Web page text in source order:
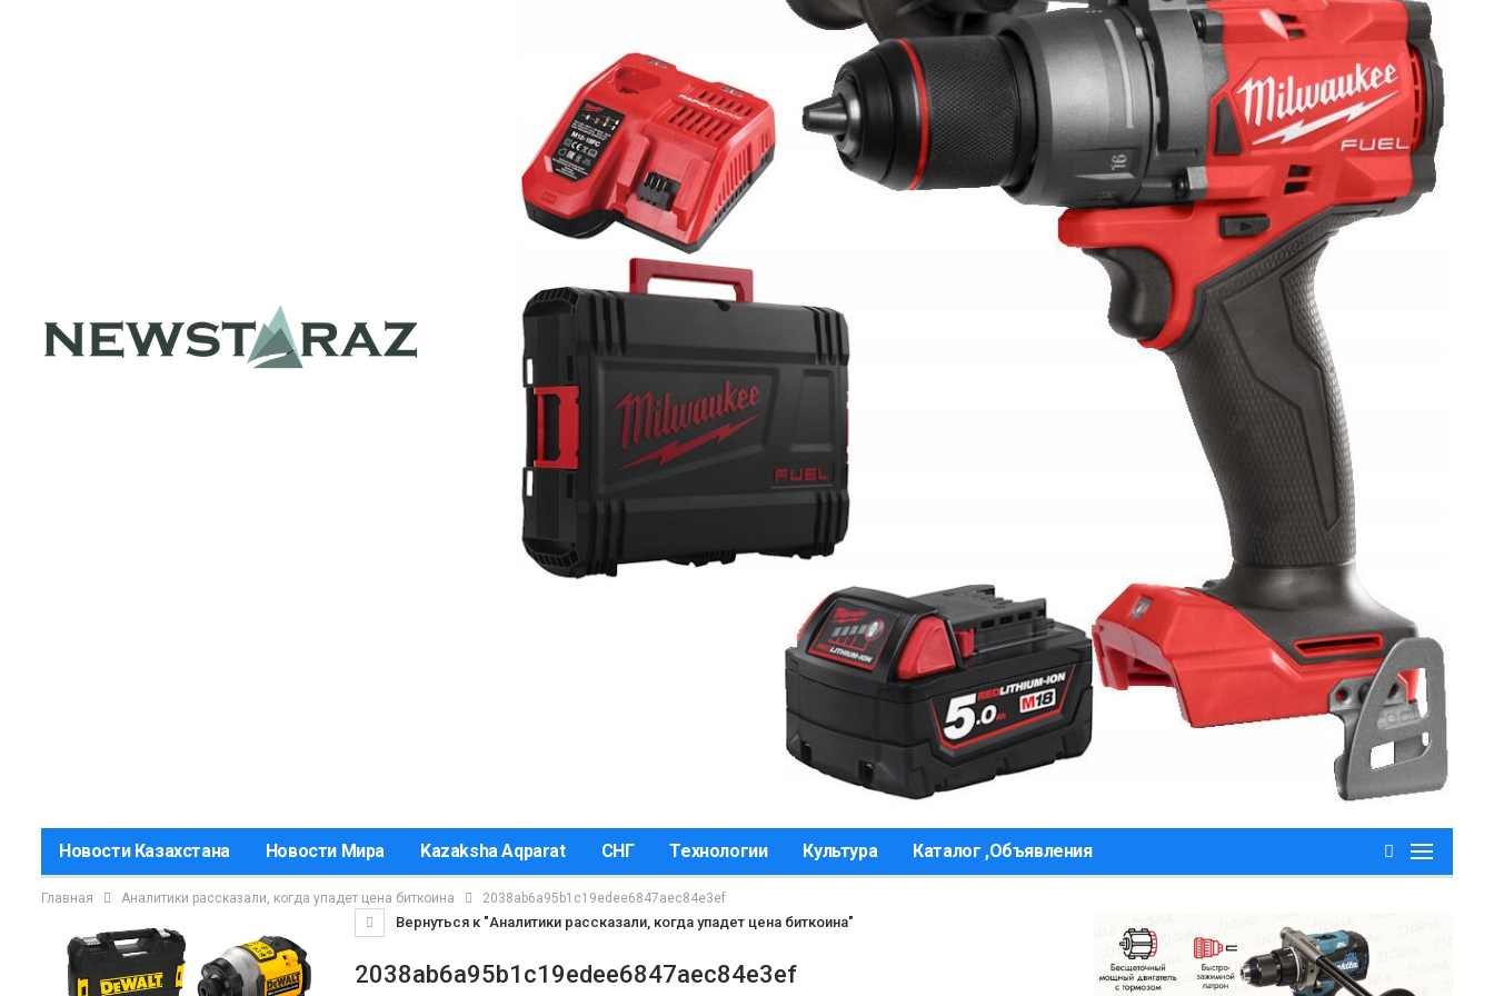
Новости Казахстана Новости Мира Kazaksha Aqparat СНГ Технологии Культура Каталог ,Объявления
Главная Аналитики рассказали, когда упадет цена биткоина 2038ab6a95b1c19edee6847aec84e3ef
Вернуться к "Аналитики рассказали, когда упадет цена биткоина"
2038ab6a95b1c19edee6847aec84e3ef